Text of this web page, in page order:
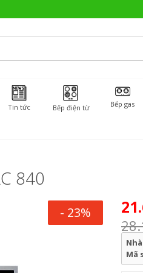
Tin tức Bếp điện từ Bếp gas
840
- 23%
Mã